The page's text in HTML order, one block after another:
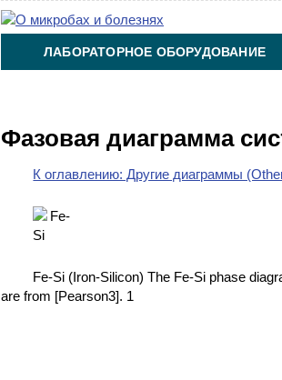
ЛАБОРАТОРНОЕ ОБОРУДОВАНИЕ
Фазовая диаграмма
К оглавлению: Другие диаграммы
Fe-Si (Iron-Silicon) The Fe-Si phase
are from [Pearson3]. 1